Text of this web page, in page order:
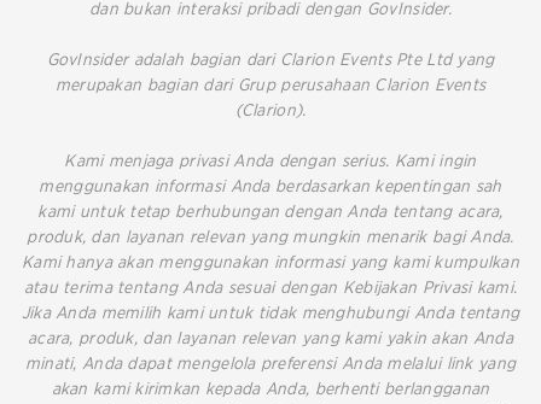
dan bukan interaksi pribadi dengan GovInsider.
GovInsider adalah bagian dari Clarion Events Pte Ltd yang
merupakan bagian dari Grup perusahaan Clarion Events
(Clarion).
Kami menjaga privasi Anda dengan serius. Kami ingin
menggunakan informasi Anda berdasarkan kepentingan sah
kami untuk tetap berhubungan dengan Anda tentang acara,
produk, dan layanan relevan yang mungkin menarik bagi Anda.
Kami hanya akan menggunakan informasi yang kami kumpulkan
atau terima tentang Anda sesuai dengan Kebijakan Privasi kami.
Jika Anda memilih kami untuk tidak menghubungi Anda tentang
acara, produk, dan layanan relevan yang kami yakin akan Anda
minati, Anda dapat mengelola preferensi Anda melalui link yang
akan kami kirimkan kepada Anda, berhenti berlangganan